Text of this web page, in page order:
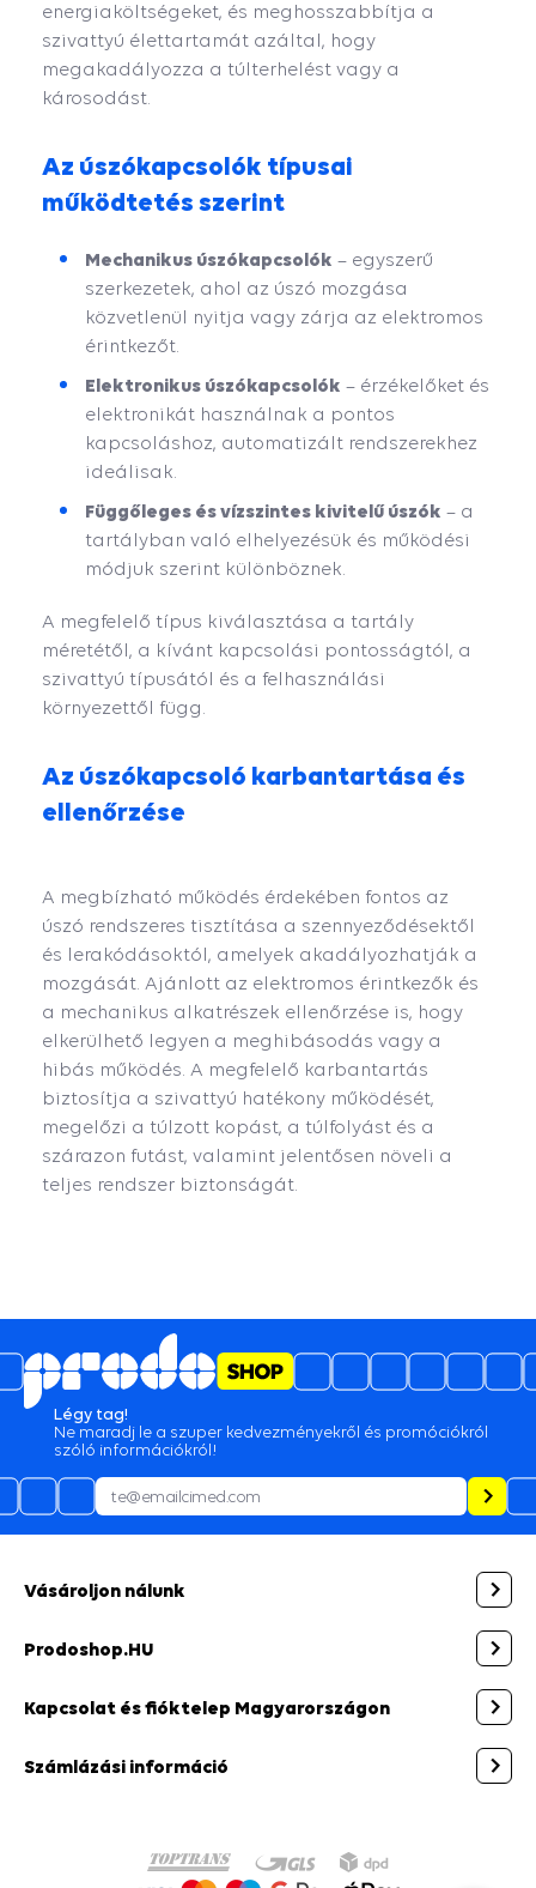
energiaköltségeket, és meghosszabbítja a
szivattyú élettartamát azáltal, hogy
megakadályozza a túlterhelést vagy a
károsodást.
Az úszókapcsolók típusai
működtetés szerint
Mechanikus úszókapcsolók – egyszerű
szerkezetek, ahol az úszó mozgása
közvetlenül nyitja vagy zárja az elektromos
érintkezőt.
Elektronikus úszókapcsolók – érzékelőket és
elektronikát használnak a pontos
kapcsoláshoz, automatizált rendszerekhez
ideálisak.
Függőleges és vízszintes kivitelű úszók – a
tartályban való elhelyezésük és működési
módjuk szerint különböznek.
A megfelelő típus kiválasztása a tartály
méretétől, a kívánt kapcsolási pontosságtól, a
szivattyú típusától és a felhasználási
környezettől függ.
Az úszókapcsoló karbantartása és
ellenőrzése
A megbízható működés érdekében fontos az
úszó rendszeres tisztítása a szennyeződésektől
és lerakódásoktól, amelyek akadályozhatják a
mozgását. Ajánlott az elektromos érintkezők és
a mechanikus alkatrészek ellenőrzése is, hogy
elkerülhető legyen a meghibásodás vagy a
hibás működés. A megfelelő karbantartás
biztosítja a szivattyú hatékony működését,
megelőzi a túlzott kopást, a túlfolyást és a
szárazon futást, valamint jelentősen növeli a
teljes rendszer biztonságát.
Légy tag!
Ne maradj le a szuper kedvezményekről és promóciókról
szóló információkról!
Vásároljon nálunk
Prodoshop.HU
Kapcsolat és fióktelep Magyarországon
Számlázási információ